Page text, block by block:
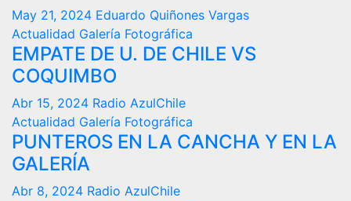
May 21, 2024 Eduardo Quiñones Vargas
Actualidad Galería Fotográfica
EMPATE DE U. DE CHILE VS
COQUIMBO
Abr 15, 2024 Radio AzulChile
Actualidad Galería Fotográfica
PUNTEROS EN LA CANCHA Y EN LA
GALERÍA
Abr 8, 2024 Radio AzulChile